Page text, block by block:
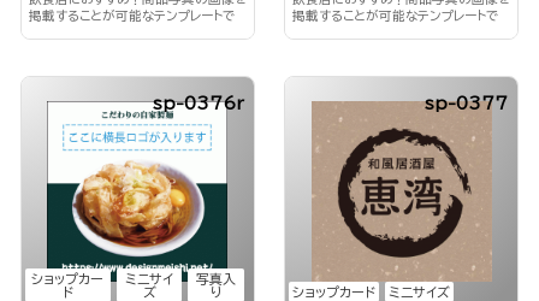
掲載することが可能なテンプレートで
掲載することが可能なテンプレートで
ショップカー
ド
ミニサイ
ズ
写真入
り
sp-0376r
ショップカード ミニサイズ
sp-0377